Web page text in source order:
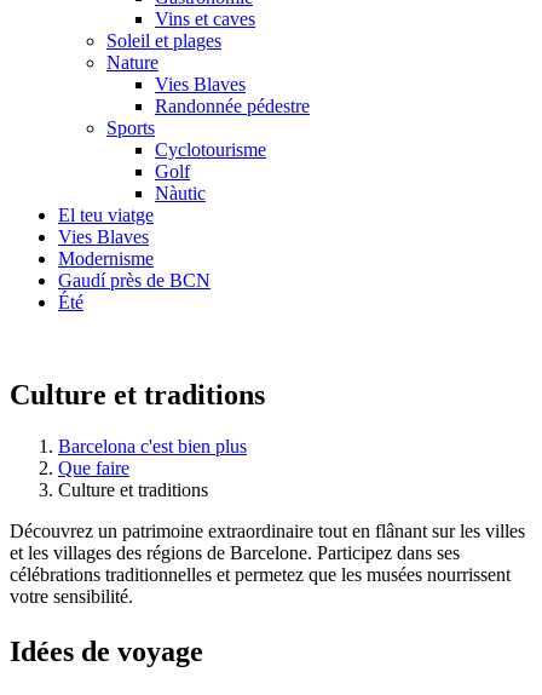
Vins et caves
Soleil et plages
Nature
Vies Blaves
Randonnée pédestre
Sports
Cyclotourisme
Golf
Nàutic
El teu viatge
Vies Blaves
Modernisme
Gaudí près de BCN
Été
Culture et traditions
Barcelona c'est bien plus
Que faire
Culture et traditions
Découvrez un patrimoine extraordinaire tout en flânant sur les villes
et les villages des régions de Barcelone. Participez dans ses
célébrations traditionnelles et permetez que les musées nourrissent
votre sensibilité.
Idées de voyage